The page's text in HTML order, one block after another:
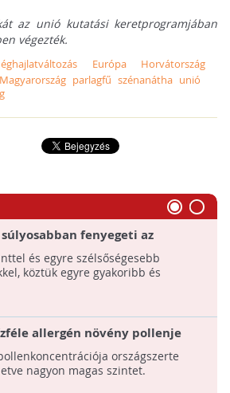
az unió kutatási keretprogramjában
végezték.
éghajlatváltozás Európa
Horvátország
Magyarország parlagfű szénanátha unió
fenyegeti az
emberi egészséget és a
és egyre szélsőségesebb
köztük egyre gyakoribb és
allergén növény pollenje
országszerte
nagyon magas szintet.